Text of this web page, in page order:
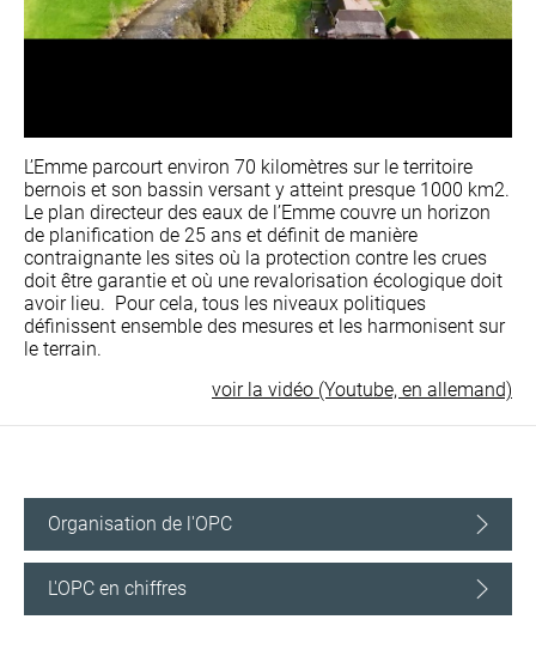
L’Emme parcourt environ 70 kilomètres sur le territoire
bernois et son bassin versant y atteint presque 1000 km2.
Le plan directeur des eaux de l’Emme couvre un horizon
de planification de 25 ans et définit de manière
contraignante les sites où la protection contre les crues
doit être garantie et où une revalorisation écologique doit
avoir lieu. Pour cela, tous les niveaux politiques
définissent ensemble des mesures et les harmonisent sur
le terrain.
voir la vidéo (Youtube, en allemand)
Organisation de l'OPC
L'OPC en chiffres